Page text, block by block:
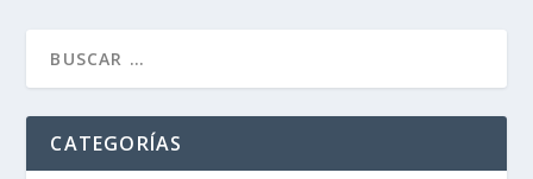
CATEGORÍAS